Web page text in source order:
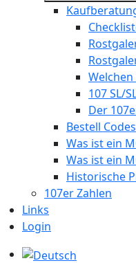
107 SL/
Der
Bestell Codes
Was ist ein
Was ist ein
Historische
107er Zahlen
Links
Login
Sprache auswählen